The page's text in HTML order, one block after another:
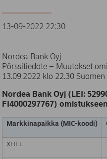
13-09-2022 22:30
Nordea Bank Oyj
Pörssitiedote – Muutokset
13.09.2022 klo 22.30
Nordea Bank Oyj (LEI:
FI4000297767)
Markkinapaikka (MIC-koodi)
XHEL